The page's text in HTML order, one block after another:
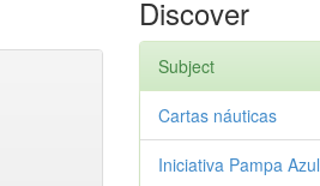
Discover
Subject
Cartas náuticas
Iniciativa Pampa Azul